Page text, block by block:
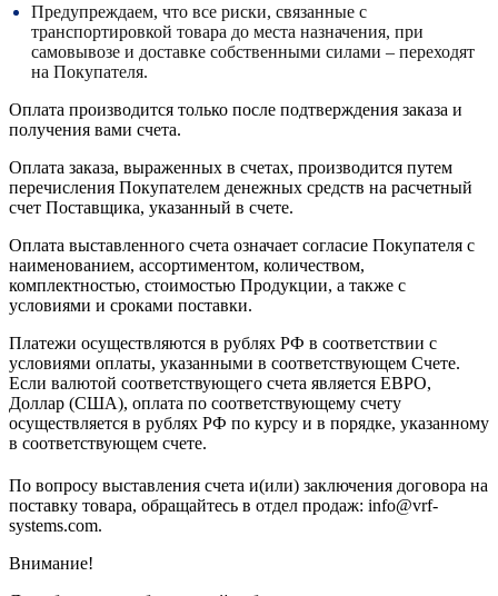
Предупреждаем, что все риски, связанные с
транспортировкой товара до места назначения, при
самовывозе и доставке собственными силами – переходят
на Покупателя.
Оплата производится только после подтверждения заказа и
получения вами счета.
Оплата заказа, выраженных в счетах, производится путем
перечисления Покупателем денежных средств на расчетный
счет Поставщика, указанный в счете.
Оплата выставленного счета означает согласие Покупателя с
наименованием, ассортиментом, количеством,
комплектностью, стоимостью Продукции, а также с
условиями и сроками поставки.
Платежи осуществляются в рублях РФ в соответствии с
условиями оплаты, указанными в соответствующем Счете.
Если валютой соответствующего счета является ЕВРО,
Доллар (США), оплата по соответствующему cчету
осуществляется в рублях РФ по курсу и в порядке, указанному
в соответствующем cчете.
По вопросу выставления счета и(или) заключения договора на
поставку товара, обращайтесь в отдел продаж: info@vrf-
systems.com.
Внимание!